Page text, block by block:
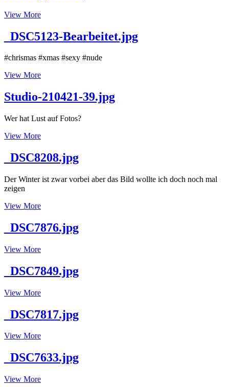
View MoreEin
am
See
_DSC5123-Bearbeitet.jpg
#chrismas #xmas #sexy #nude
View More_DSC5123-
Studio-210421-39.jpg
Wer hat Lust auf Fotos?
View MoreStudio-
39.jpg
_DSC8208.jpg
Der Winter ist zwar vorbei aber das Bild wollte ich doch noch mal
zeigen
View More_DSC8208.jpg
_DSC7876.jpg
View More_DSC7876.jpg
_DSC7849.jpg
View More_DSC7849.jpg
_DSC7817.jpg
View More_DSC7817.jpg
_DSC7633.jpg
View More_DSC7633.jpg